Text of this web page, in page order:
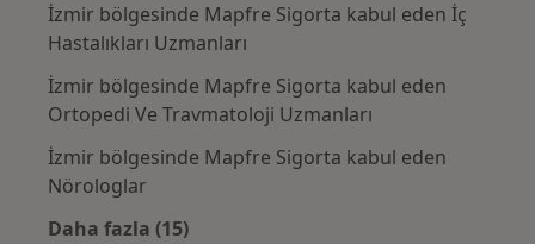
İzmir bölgesinde Mapfre Sigorta kabul eden İç
Hastalıkları Uzmanları
İzmir bölgesinde Mapfre Sigorta kabul eden
Ortopedi Ve Travmatoloji Uzmanları
İzmir bölgesinde Mapfre Sigorta kabul eden
Nörologlar
Daha fazla (15)